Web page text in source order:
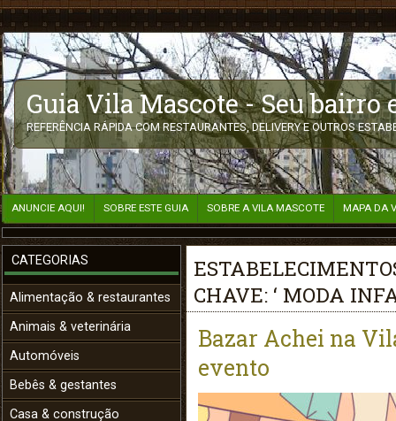
Guia Vila Mascote - Seu bairro
REFERÊNCIA RÁPIDA COM RESTAURANTES, DELIVERY E OUTROS
ANUNCIE AQUI! SOBRE ESTE GUIA SOBRE A VILA MASCOTE MAPA DA
CATEGORIAS
Alimentação & restaurantes
Animais & veterinária
Automóveis
Bebês & gestantes
Casa & construção
CHAVE: ‘ MODA
Bazar Achei na
evento